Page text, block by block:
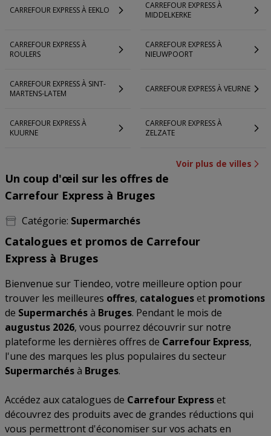
CARREFOUR EXPRESS À EEKLO
CARREFOUR EXPRESS À
MIDDELKERKE
CARREFOUR EXPRESS À
ROULERS
CARREFOUR EXPRESS À
NIEUWPOORT
CARREFOUR EXPRESS À SINT-
MARTENS-LATEM
CARREFOUR EXPRESS À VEURNE
CARREFOUR EXPRESS À
KUURNE
CARREFOUR EXPRESS À
ZELZATE
Voir plus de villes
Un coup d'œil sur les offres de
Carrefour Express à Bruges
Catégorie: Supermarchés
Catalogues et promos de Carrefour
Express à Bruges
Bienvenue sur Tiendeo, votre meilleure option pour
trouver les meilleures offres, catalogueset promotions
de Supermarchésà Bruges. Pendant le mois de
augustus 2026, vous pourrez découvrir sur notre
plateforme les dernières offres de Carrefour Express,
l'une des marques les plus populaires du secteur
Supermarchésà Bruges.
Accédez aux catalogues de Carrefour Expresset
découvrez des produits avec de grandes réductions qui
vous permettront d'économiser sur vos achats en